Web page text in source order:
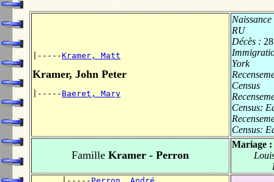
|-----Kramer, Matt
Kramer, John Peter
|----- Baeret, Mary
RU
Décès :
York
Census
Census:
Census:
Famille Kramer - Perron
Mariage :